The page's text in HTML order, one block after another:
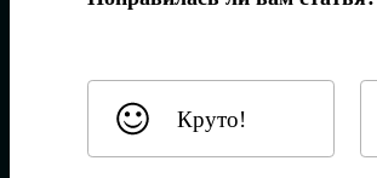
Круто!